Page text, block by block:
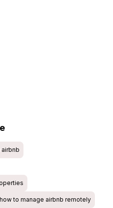
how to manage airbnb remotely